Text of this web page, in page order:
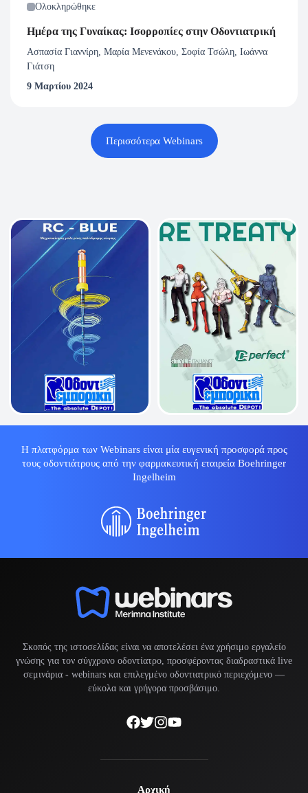
Ολοκληρώθηκε
Ημέρα της Γυναίκας: Ισορροπίες στην Οδοντιατρική
Ασπασία Γιαννίρη, Μαρία Μενενάκου, Σοφία Τσώλη, Ιωάννα
Γιάτση
9 Μαρτίου 2024
Περισσότερα Webinars
Η πλατφόρμα των Webinars είναι μία ευγενική προσφορά προς
τους οδοντιάτρους από την φαρμακευτική εταιρεία Boehringer
Ingelheim
Σκοπός της ιστοσελίδας είναι να αποτελέσει ένα χρήσιμο εργαλείο
γνώσης για τον σύγχρονο οδοντίατρο, προσφέροντας διαδραστικά live
σεμινάρια - webinars και επιλεγμένο οδοντιατρικό περιεχόμενο —
εύκολα και γρήγορα προσβάσιμο.
Αρχική